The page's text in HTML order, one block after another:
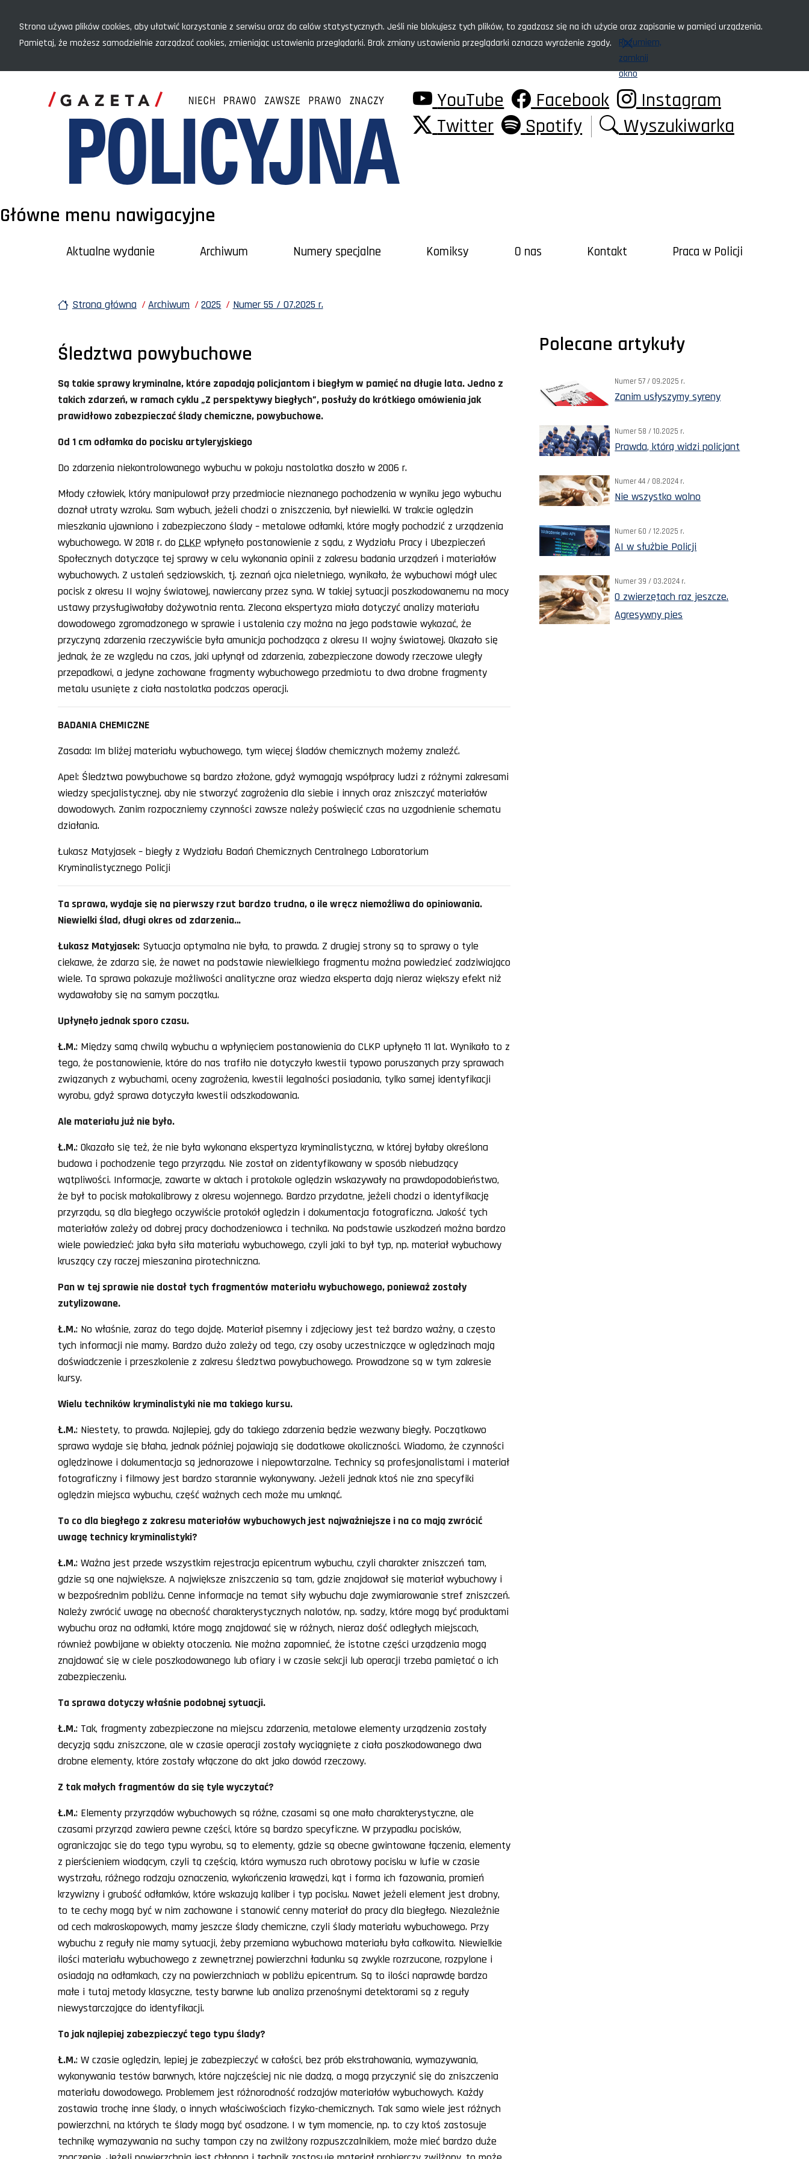
Strona używa plików cookies, aby ułatwić korzystanie z serwisu oraz do celów statystycznych. Jeśli nie blokujesz tych plików, to zgadzasz się na ich użycie oraz zapisanie w pamięci urządzenia.
Pamiętaj, że możesz samodzielnie zarządzać cookies, zmieniając ustawienia przeglądarki. Brak zmiany ustawienia przeglądarki oznacza wyrażenie zgody.
Rozumiem,
zamknij
okno
YouTube Facebook
Instagram
Twitter
Spotify Wyszukiwarka
Główne menu nawigacyjne
Aktualne wydanie Archiwum Numery specjalne Komiksy O nas Kontakt Praca w Policji
Strona główna Archiwum 2025 Numer 55 / 07.2025 r.
Śledztwa powybuchowe
Są takie sprawy kryminalne, które zapadają policjantom i biegłym w pamięć na długie lata. Jedno z
takich zdarzeń, w ramach cyklu „Z perspektywy biegłych”, posłuży do krótkiego omówienia jak
prawidłowo zabezpieczać ślady chemiczne, powybuchowe.
Od 1 cm odłamka do pocisku artyleryjskiego
Do zdarzenia niekontrolowanego wybuchu w pokoju nastolatka doszło w 2006 r.
Młody człowiek, który manipulował przy przedmiocie nieznanego pochodzenia w wyniku jego wybuchu
doznał utraty wzroku. Sam wybuch, jeżeli chodzi o zniszczenia, był niewielki. W trakcie oględzin
mieszkania ujawniono i zabezpieczono ślady – metalowe odłamki, które mogły pochodzić z urządzenia
wybuchowego. W 2018 r. do CLKP wpłynęło postanowienie z sądu, z Wydziału Pracy i Ubezpieczeń
Społecznych dotyczące tej sprawy w celu wykonania opinii z zakresu badania urządzeń i materiałów
wybuchowych. Z ustaleń sędziowskich, tj. zeznań ojca nieletniego, wynikało, że wybuchowi mógł ulec
pocisk z okresu II wojny światowej, nawiercany przez syna. W takiej sytuacji poszkodowanemu na mocy
ustawy przysługiwałaby dożywotnia renta. Zlecona ekspertyza miała dotyczyć analizy materiału
dowodowego zgromadzonego w sprawie i ustalenia czy można na jego podstawie wykazać, że
przyczyną zdarzenia rzeczywiście była amunicja pochodząca z okresu II wojny światowej. Okazało się
jednak, że ze względu na czas, jaki upłynął od zdarzenia, zabezpieczone dowody rzeczowe uległy
przepadkowi, a jedyne zachowane fragmenty wybuchowego przedmiotu to dwa drobne fragmenty
metalu usunięte z ciała nastolatka podczas operacji.
BADANIA CHEMICZNE
Zasada: Im bliżej materiału wybuchowego, tym więcej śladów chemicznych możemy znaleźć.
Apel: Śledztwa powybuchowe są bardzo złożone, gdyż wymagają współpracy ludzi z różnymi zakresami
wiedzy specjalistycznej. aby nie stworzyć zagrożenia dla siebie i innych oraz zniszczyć materiałów
dowodowych. Zanim rozpoczniemy czynności zawsze należy poświęcić czas na uzgodnienie schematu
działania.
Łukasz Matyjasek – biegły z Wydziału Badań Chemicznych Centralnego Laboratorium
Kryminalistycznego Policji
Ta sprawa, wydaje się na pierwszy rzut bardzo trudna, o ile wręcz niemożliwa do opiniowania.
Niewielki ślad, długi okres od zdarzenia…
Łukasz Matyjasek: Sytuacja optymalna nie była, to prawda. Z drugiej strony są to sprawy o tyle
ciekawe, że zdarza się, że nawet na podstawie niewielkiego fragmentu można powiedzieć zadziwiająco
wiele. Ta sprawa pokazuje możliwości analityczne oraz wiedza eksperta dają nieraz większy efekt niż
wydawałoby się na samym początku.
Upłynęło jednak sporo czasu.
Ł.M.: Między samą chwilą wybuchu a wpłynięciem postanowienia do CLKP upłynęło 11 lat. Wynikało to z
tego, że postanowienie, które do nas trafiło nie dotyczyło kwestii typowo poruszanych przy sprawach
związanych z wybuchami, oceny zagrożenia, kwestii legalności posiadania, tylko samej identyfikacji
wyrobu, gdyż sprawa dotyczyła kwestii odszkodowania.
Ale materiału już nie było.
Ł.M.: Okazało się też, że nie była wykonana ekspertyza kryminalistyczna, w której byłaby określona
budowa i pochodzenie tego przyrządu. Nie został on zidentyfikowany w sposób niebudzący
wątpliwości. Informacje, zawarte w aktach i protokole oględzin wskazywały na prawdopodobieństwo,
że był to pocisk małokalibrowy z okresu wojennego. Bardzo przydatne, jeżeli chodzi o identyfikację
przyrządu, są dla biegłego oczywiście protokół oględzin i dokumentacja fotograficzna. Jakość tych
materiałów zależy od dobrej pracy dochodzeniowca i technika. Na podstawie uszkodzeń można bardzo
wiele powiedzieć: jaka była siła materiału wybuchowego, czyli jaki to był typ, np. materiał wybuchowy
kruszący czy raczej mieszanina pirotechniczna.
Pan w tej sprawie nie dostał tych fragmentów materiału wybuchowego, ponieważ zostały
zutylizowane.
Ł.M.: No właśnie, zaraz do tego dojdę. Materiał pisemny i zdjęciowy jest też bardzo ważny, a często
tych informacji nie mamy. Bardzo dużo zależy od tego, czy osoby uczestniczące w oględzinach mają
doświadczenie i przeszkolenie z zakresu śledztwa powybuchowego. Prowadzone są w tym zakresie
kursy.
Wielu techników kryminalistyki nie ma takiego kursu.
Ł.M.: Niestety, to prawda. Najlepiej, gdy do takiego zdarzenia będzie wezwany biegły. Początkowo
sprawa wydaje się błaha, jednak później pojawiają się dodatkowe okoliczności. Wiadomo, że czynności
oględzinowe i dokumentacja są jednorazowe i niepowtarzalne. Technicy są profesjonalistami i materiał
fotograficzny i filmowy jest bardzo starannie wykonywany. Jeżeli jednak ktoś nie zna specyfiki
oględzin miejsca wybuchu, część ważnych cech może mu umknąć.
To co dla biegłego z zakresu materiałów wybuchowych jest najważniejsze i na co mają zwrócić
uwagę technicy kryminalistyki?
Ł.M.: Ważna jest przede wszystkim rejestracja epicentrum wybuchu, czyli charakter zniszczeń tam,
gdzie są one największe. A największe zniszczenia są tam, gdzie znajdował się materiał wybuchowy i
w bezpośrednim pobliżu. Cenne informacje na temat siły wybuchu daje zwymiarowanie stref zniszczeń.
Należy zwrócić uwagę na obecność charakterystycznych nalotów, np. sadzy, które mogą być produktami
wybuchu oraz na odłamki, które mogą znajdować się w różnych, nieraz dość odległych miejscach,
również powbijane w obiekty otoczenia. Nie można zapomnieć, że istotne części urządzenia mogą
znajdować się w ciele poszkodowanego lub ofiary i w czasie sekcji lub operacji trzeba pamiętać o ich
zabezpieczeniu.
Ta sprawa dotyczy właśnie podobnej sytuacji.
Ł.M.: Tak, fragmenty zabezpieczone na miejscu zdarzenia, metalowe elementy urządzenia zostały
decyzją sądu zniszczone, ale w czasie operacji zostały wyciągnięte z ciała poszkodowanego dwa
drobne elementy, które zostały włączone do akt jako dowód rzeczowy.
Z tak małych fragmentów da się tyle wyczytać?
Ł.M.: Elementy przyrządów wybuchowych są różne, czasami są one mało charakterystyczne, ale
czasami przyrząd zawiera pewne części, które są bardzo specyficzne. W przypadku pocisków,
ograniczając się do tego typu wyrobu, są to elementy, gdzie są obecne gwintowane łączenia, elementy
z pierścieniem wiodącym, czyli tą częścią, która wymusza ruch obrotowy pocisku w lufie w czasie
wystrzału, różnego rodzaju oznaczenia, wykończenia krawędzi, kąt i forma ich fazowania, promień
krzywizny i grubość odłamków, które wskazują kaliber i typ pocisku. Nawet jeżeli element jest drobny,
to te cechy mogą być w nim zachowane i stanowić cenny materiał do pracy dla biegłego. Niezależnie
od cech makroskopowych, mamy jeszcze ślady chemiczne, czyli ślady materiału wybuchowego. Przy
wybuchu z reguły nie mamy sytuacji, żeby przemiana wybuchowa materiału była całkowita. Niewielkie
ilości materiału wybuchowego z zewnętrznej powierzchni ładunku są zwykle rozrzucone, rozpylone i
osiadają na odłamkach, czy na powierzchniach w pobliżu epicentrum. Są to ilości naprawdę bardzo
małe i tutaj metody klasyczne, testy barwne lub analiza przenośnymi detektorami są z reguły
niewystarczające do identyfikacji.
To jak najlepiej zabezpieczyć tego typu ślady?
Ł.M.: W czasie oględzin, lepiej je zabezpieczyć w całości, bez prób ekstrahowania, wymazywania,
wykonywania testów barwnych, które najczęściej nic nie dadzą, a mogą przyczynić się do zniszczenia
materiału dowodowego. Problemem jest różnorodność rodzajów materiałów wybuchowych. Każdy
zostawia trochę inne ślady, o innych właściwościach fizyko-chemicznych. Tak samo wiele jest różnych
powierzchni, na których te ślady mogą być osadzone. I w tym momencie, np. to czy ktoś zastosuje
technikę wymazywania na suchy tampon czy na zwilżony rozpuszczalnikiem, może mieć bardzo duże
Polecane artykuły
Numer 57 / 09.2025 r.
Zanim usłyszymy syreny
Numer 58 / 10.2025 r.
Prawda, którą widzi policjant
Numer 44 / 08.2024 r.
Nie wszystko wolno
Numer 60 / 12.2025 r.
AI w służbie Policji
Numer 39 / 03.2024 r.
O zwierzętach raz jeszcze.
Agresywny pies